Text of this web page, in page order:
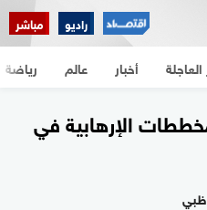
راديو مباشر
العاجلة أخبار عالم رياضة
الإرهابية في